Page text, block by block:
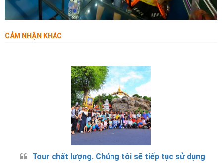
CẢM NHẬN KHÁC
Tour chất lượng. Chúng tôi sẽ tiếp tục sử dụng